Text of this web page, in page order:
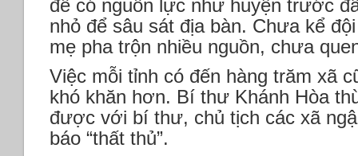
để có nguồn lực như huyện trước
nhỏ để sâu sát địa bàn. Chưa kể
mẹ pha trộn nhiều nguồn, chưa
Việc mỗi tỉnh có đến hàng trăm xã
khó khăn hơn. Bí thư Khánh Hòa
được với bí thư, chủ tịch các xã
báo “thất thủ”.